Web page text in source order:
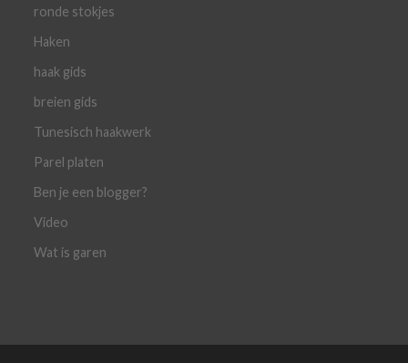
ronde stokjes
Haken
haak gids
breien gids
Tunesisch haakwerk
Parel platen
Ben je een blogger?
Video
Wat is garen